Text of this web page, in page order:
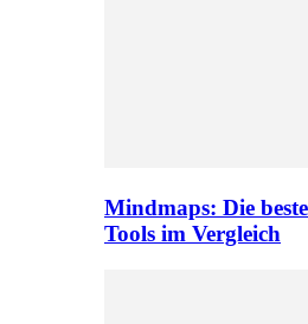
Mindmaps: Die
Tools im Vergleich